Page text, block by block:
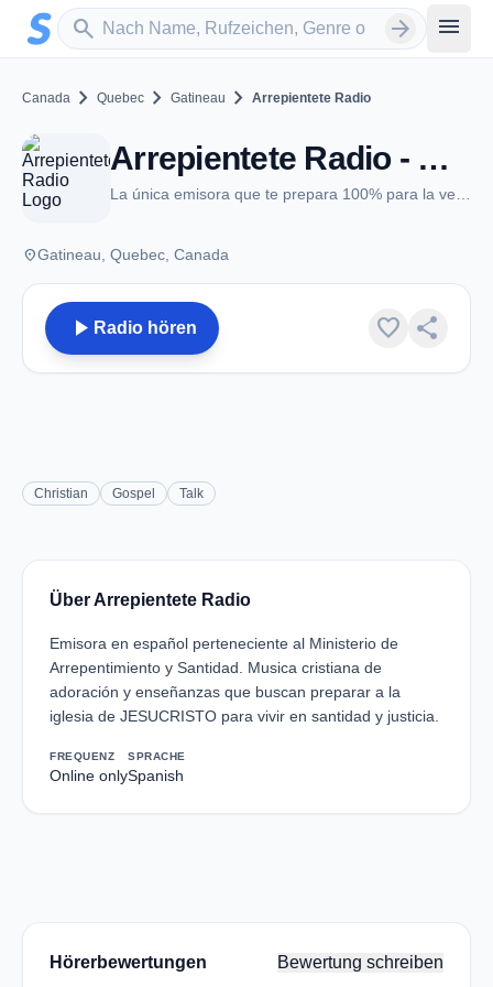
Zum Hauptinhalt springen
search
Sender suchen arrow_forward menu
Canada chevron_right Quebec chevron_right Gatineau chevron_right Arrepientete Radio
Arrepientete Radio - Gatineau, QC
placeGatineau, Quebec, Canada
play_arrow Radio hören favorite share
Christian Gospel Talk
Über Arrepientete Radio
Emisora en español perteneciente al Ministerio de
Arrepentimiento y Santidad. Musica cristiana de
adoración y enseñanzas que buscan preparar a la
iglesia de JESUCRISTO para vivir en santidad y justicia.
FREQUENZ
Online only
SPRACHE
Spanish
Hörerbewertungen Bewertung schreiben